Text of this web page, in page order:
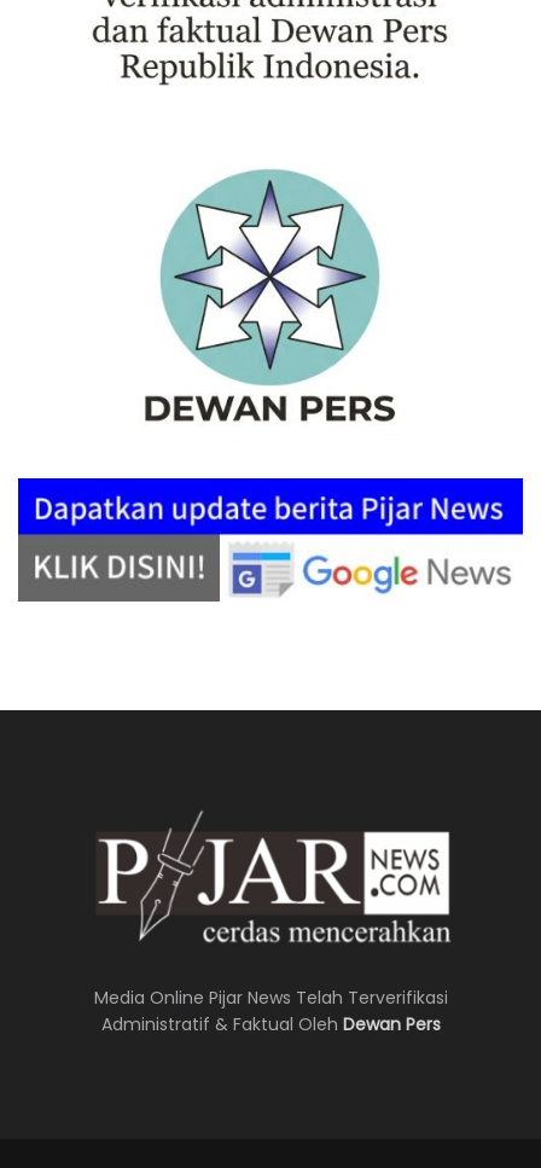
Media Online Pijar News Telah Terverifikasi
Administratif & Faktual Oleh Dewan Pers